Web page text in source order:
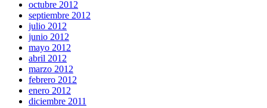
octubre 2012
septiembre 2012
julio 2012
junio 2012
mayo 2012
abril 2012
marzo 2012
febrero 2012
enero 2012
diciembre 2011